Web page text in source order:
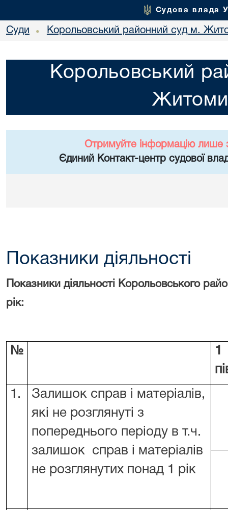
Судова влада
Суди • Корольовський районний суд м.
Корольовський
Отримуйте інформацію лише
Єдиний Контакт-центр судової
Показники діяльності
Показники діяльності Корольовського
рік:
№
1
1.
Залишок справ і матеріалів,
які не розглянуті з
попереднього періоду в т.ч.
залишок справ і матеріалів
не розглянутих понад 1 рік